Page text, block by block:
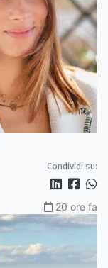
Condividi su:
20 ore fa